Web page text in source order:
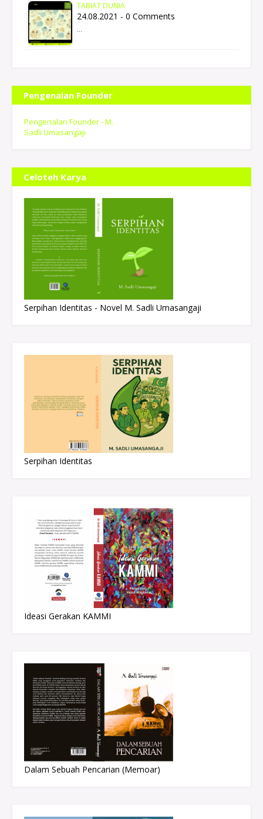
TABIAT DUNIA
24.08.2021 - 0 Comments
…
Pengenalan Founder
Pengenalan Founder - M.
Sadli Umasangaji
Celoteh Karya
Serpihan Identitas - Novel M. Sadli Umasangaji
Serpihan Identitas
Ideasi Gerakan KAMMI
Dalam Sebuah Pencarian (Memoar)